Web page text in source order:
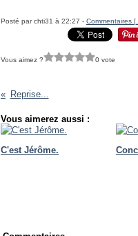
Posté par chti31 à 22:27 - Commentaires [
Vous aimez ? 0 vote
Reprise...
Vous aimerez aussi :
C'est Jérôme.